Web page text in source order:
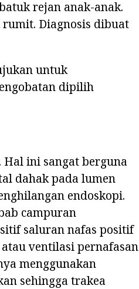
rejan anak-anak.
rumit. Diagnosis dibuat
untuk
dipilih
ini sangat berguna
dahak pada lumen
endoskopi.
campuran
saluran nafas positif
ventilasi pernafasan
menggunakan
sehingga trakea